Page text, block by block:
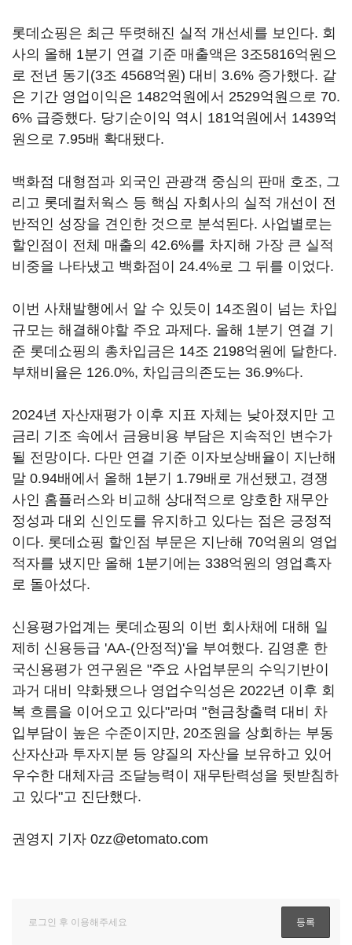
롯데쇼핑은 최근 뚜렷해진 실적 개선세를 보인다. 회
사의 올해 1분기 연결 기준 매출액은 3조5816억원으
로 전년 동기(3조 4568억원) 대비 3.6% 증가했다. 같
은 기간 영업이익은 1482억원에서 2529억원으로 70.
6% 급증했다. 당기순이익 역시 181억원에서 1439억
원으로 7.95배 확대됐다.
백화점 대형점과 외국인 관광객 중심의 판매 호조, 그
리고 롯데컬처웍스 등 핵심 자회사의 실적 개선이 전
반적인 성장을 견인한 것으로 분석된다. 사업별로는
할인점이 전체 매출의 42.6%를 차지해 가장 큰 실적
비중을 나타냈고 백화점이 24.4%로 그 뒤를 이었다.
이번 사채발행에서 알 수 있듯이 14조원이 넘는 차입
규모는 해결해야할 주요 과제다. 올해 1분기 연결 기
준 롯데쇼핑의 총차입금은 14조 2198억원에 달한다.
부채비율은 126.0%, 차입금의존도는 36.9%다.
2024년 자산재평가 이후 지표 자체는 낮아졌지만 고
금리 기조 속에서 금융비용 부담은 지속적인 변수가
될 전망이다. 다만 연결 기준 이자보상배율이 지난해
말 0.94배에서 올해 1분기 1.79배로 개선됐고, 경쟁
사인 홈플러스와 비교해 상대적으로 양호한 재무안
정성과 대외 신인도를 유지하고 있다는 점은 긍정적
이다. 롯데쇼핑 할인점 부문은 지난해 70억원의 영업
적자를 냈지만 올해 1분기에는 338억원의 영업흑자
로 돌아섰다.
신용평가업계는 롯데쇼핑의 이번 회사채에 대해 일
제히 신용등급 'AA-(안정적)'을 부여했다. 김영훈 한
국신용평가 연구원은 "주요 사업부문의 수익기반이
과거 대비 약화됐으나 영업수익성은 2022년 이후 회
복 흐름을 이어오고 있다"라며 "현금창출력 대비 차
입부담이 높은 수준이지만, 20조원을 상회하는 부동
산자산과 투자지분 등 양질의 자산을 보유하고 있어
우수한 대체자금 조달능력이 재무탄력성을 뒷받침하
고 있다"고 진단했다.
권영지 기자 0zz@etomato.com